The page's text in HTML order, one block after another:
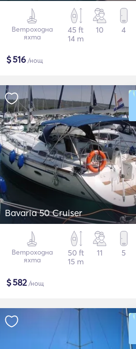
Ветроходна
яхта
45 ft
14 m
10 4
$516/нощ
Bavaria 50 Cruiser
Ветроходна
яхта
50 ft
15 m
11 5
$582/нощ